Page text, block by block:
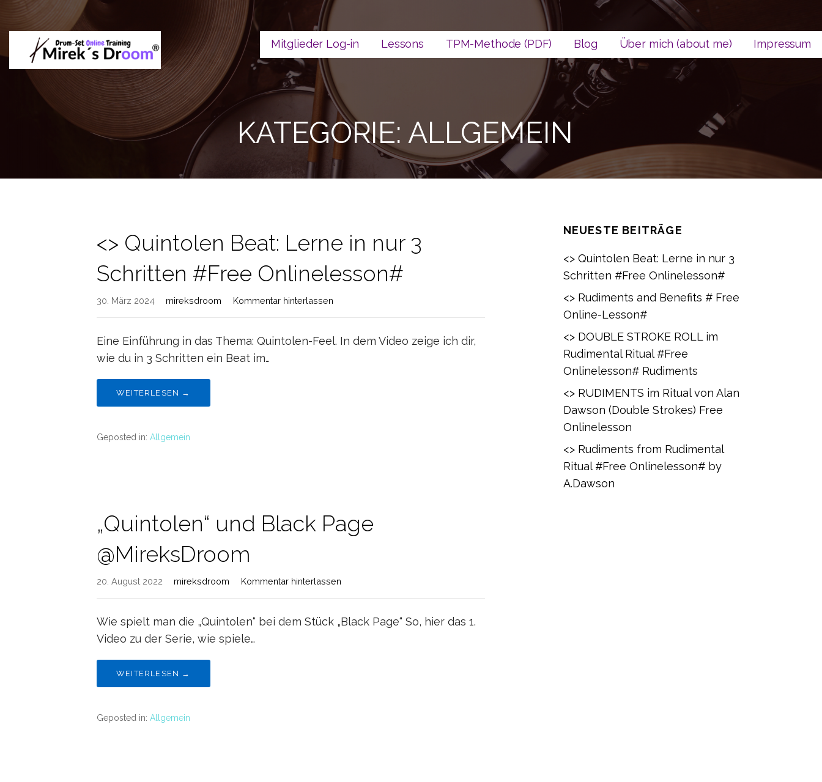
Mireks Droom - Drumset Online Training
Professionelles Drumset Training
Mitglieder Log-in Lessons TPM-Methode (PDF) Blog Über mich (about me) Impressum
KATEGORIE: ALLGEMEIN
<> Quintolen Beat: Lerne in nur 3
Schritten #Free Onlinelesson#
30. März 2024 mireksdroom Kommentar hinterlassen
Eine Einführung in das Thema: Quintolen-Feel. In dem Video zeige ich dir,
wie du in 3 Schritten ein Beat im…
WEITERLESEN →
Geposted in: Allgemein
„Quintolen“ und Black Page
@MireksDroom
20. August 2022 mireksdroom Kommentar hinterlassen
Wie spielt man die „Quintolen“ bei dem Stück „Black Page“ So, hier das 1.
Video zu der Serie, wie spiele…
WEITERLESEN →
Geposted in: Allgemein
NEUESTE BEITRÄGE
<> Quintolen Beat: Lerne in nur 3
Schritten #Free Onlinelesson#
<> Rudiments and Benefits # Free
Online-Lesson#
<> DOUBLE STROKE ROLL im
Rudimental Ritual #Free
Onlinelesson# Rudiments
<> RUDIMENTS im Ritual von Alan
Dawson (Double Strokes) Free
Onlinelesson
<> Rudiments from Rudimental
Ritual #Free Onlinelesson# by
A.Dawson